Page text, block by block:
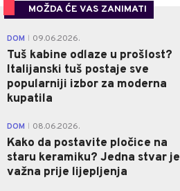
MOŽDA ĆE VAS ZANIMATI
DOM 09.06.2026.
Tuš kabine odlaze u prošlost?
Italijanski tuš postaje sve
popularniji izbor za moderna
kupatila
DOM 08.06.2026.
Kako da postavite pločice na
staru keramiku? Jedna stvar je
važna prije lijepljenja